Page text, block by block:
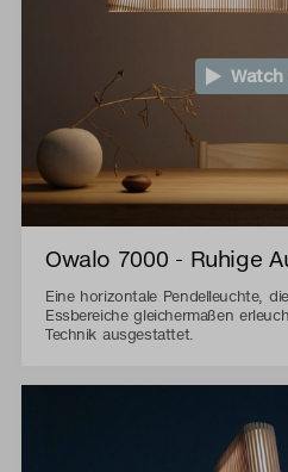
Watch
Owalo 7000 - Ruhige
Eine horizontale Pendelleuchte,
Essbereiche gleichermaßen
Technik ausgestattet.